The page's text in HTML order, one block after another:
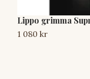
Lippo grimma
1 080 kr